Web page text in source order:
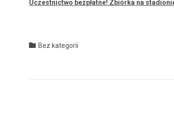
Uczest­nict­wo bezpłatne! Zbiór­ka na
 Category
Bez kategorii